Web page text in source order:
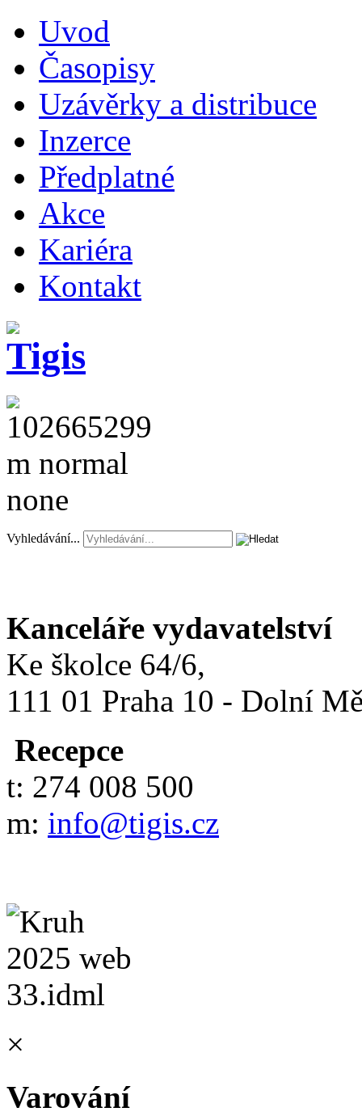
Uvod
Časopisy
Uzávěrky a distribuce
Inzerce
Předplatné
Akce
Kariéra
Kontakt
Vyhledávání...
Kanceláře vydavatelství
Ke školce 64/6,
111 01 Praha 10 - Dolní
Recepce
t: 274 008 500
m: info@tigis.cz
×
Varování